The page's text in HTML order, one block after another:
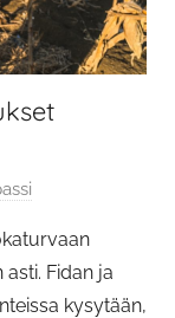
Fidan ja
kysytään,